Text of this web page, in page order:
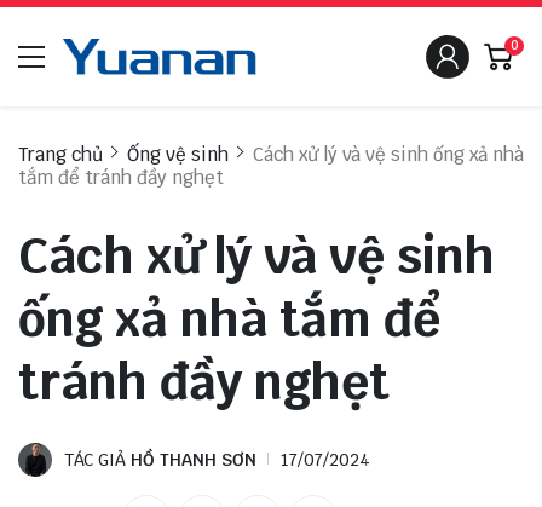
0
Trang chủ Ống vệ sinh
Cách xử lý và vệ sinh ống xả nhà
tắm để tránh đầy nghẹt
Cách xử lý và vệ sinh
ống xả nhà tắm để
tránh đầy nghẹt
TÁC GIẢ HỒ THANH SƠN 17/07/2024